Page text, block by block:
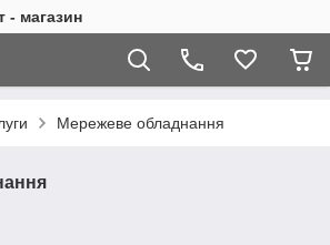
- магазин
Мережеве обладнання